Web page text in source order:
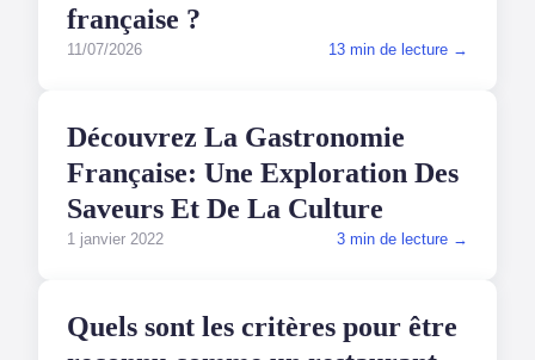
française ?
11/07/2026 13 min de lecture →
Découvrez La Gastronomie
Française: Une Exploration Des
Saveurs Et De La Culture
1 janvier 2022 3 min de lecture →
Quels sont les critères pour être